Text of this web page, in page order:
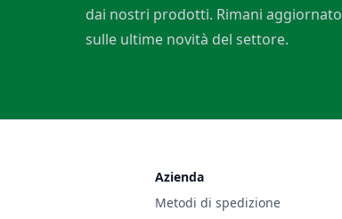
dai nostri prodotti. Rimani aggiornato
sulle ultime novità del settore.
Azienda
Metodi di spedizione